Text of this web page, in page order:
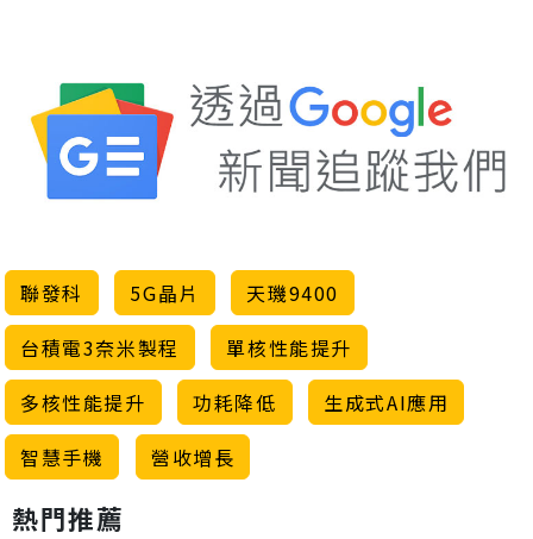
聯發科 5G晶片
天璣9400
台積電3奈米製程
單核性能提升
多核性能提升
功耗降低
生成式AI應用
智慧手機
營收增長
熱門推薦